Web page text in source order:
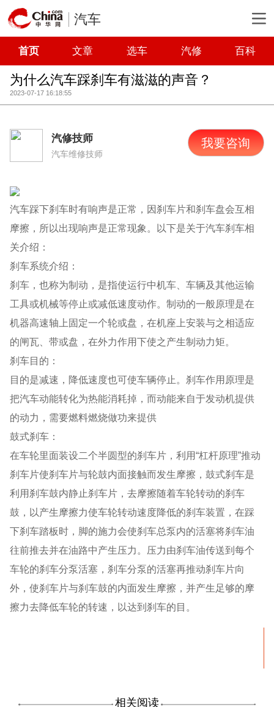
汽车
首页 文章 选车 汽修 百科
为什么汽车踩刹车有滋滋的声音？
2023-07-17 16:18:55
汽修技师
汽车维修技师
我要咨询
汽车踩下刹车时有响声是正常，因刹车片和刹车盘会互相
摩擦，所以出现响声是正常现象。以下是关于汽车刹车相
关介绍：
刹车系统介绍：
刹车，也称为制动，是指使运行中机车、车辆及其他运输
工具或机械等停止或减低速度动作。制动的一般原理是在
机器高速轴上固定一个轮或盘，在机座上安装与之相适应
的闸瓦、带或盘，在外力作用下使之产生制动力矩。
刹车目的：
目的是减速，降低速度也可使车辆停止。刹车作用原理是
把汽车动能转化为热能消耗掉，而动能来自于发动机提供
的动力，需要燃料燃烧做功来提供
鼓式刹车：
在车轮里面装设二个半圆型的刹车片，利用“杠杆原理”推动
刹车片使刹车片与轮鼓内面接触而发生摩擦，鼓式刹车是
利用刹车鼓内静止刹车片，去摩擦随着车轮转动的刹车
鼓，以产生摩擦力使车轮转动速度降低的刹车装置，在踩
下刹车踏板时，脚的施力会使刹车总泵内的活塞将刹车油
往前推去并在油路中产生压力。压力由刹车油传送到每个
车轮的刹车分泵活塞，刹车分泵的活塞再推动刹车片向
外，使刹车片与刹车鼓的内面发生摩擦，并产生足够的摩
擦力去降低车轮的转速，以达到刹车的目。
相关阅读